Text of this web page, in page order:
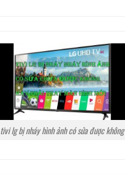
tivi lg bị nháy hình ảnh có sửa được không